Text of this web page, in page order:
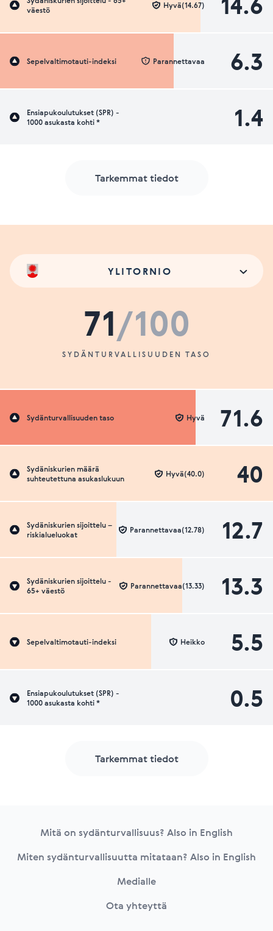
väestö
Hyvä(14.67)
Sepelvaltimotauti-indeksi 6.3
Parannettavaa
Ensiapukoulutukset (SPR) -
1000 asukasta kohti *
1.4
Tarkemmat tiedot
YLITORNIO
71/100
SYDÄNTURVALLISUUDEN TASO
Sydänturvallisuuden taso 71.6
Hyvä
Sydäniskurien määrä
suhteutettuna asukaslukuun
40
Hyvä(40.0)
Sydäniskurien sijoittelu –
riskialueluokat
12.7
Parannettavaa(12.78)
Sydäniskurien sijoittelu -
65+ väestö
13.3
Parannettavaa(13.33)
Sepelvaltimotauti-indeksi 5.5
Heikko
Ensiapukoulutukset (SPR) -
1000 asukasta kohti *
0.5
Tarkemmat tiedot
Mitä on sydänturvallisuus? Also in English
Miten sydänturvallisuutta mitataan? Also in English
Medialle
Ota yhteyttä